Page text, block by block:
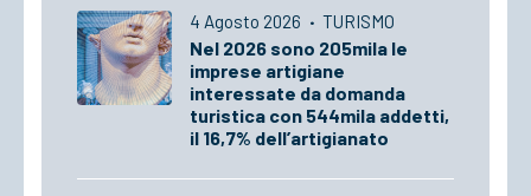
4 Agosto 2026 · TURISMO
Nel 2026 sono 205mila le
imprese artigiane
interessate da domanda
turistica con 544mila addetti,
il 16,7% dell’artigianato